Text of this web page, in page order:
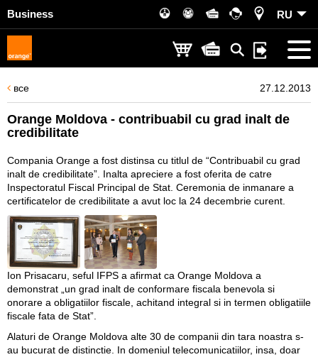
Business RU
все 27.12.2013
Orange Moldova - contribuabil cu grad inalt de
credibilitate
Compania Orange a fost distinsa cu titlul de “Contribuabil cu grad
inalt de credibilitate”. Inalta apreciere a fost oferita de catre
Inspectoratul Fiscal Principal de Stat. Ceremonia de inmanare a
certificatelor de credibilitate a avut loc la 24 decembrie curent.
Ion Prisacaru, seful IFPS a afirmat ca Orange Moldova a
demonstrat „un grad inalt de conformare fiscala benevola si
onorare a obligatiilor fiscale, achitand integral si in termen obligatiile
fiscale fata de Stat”.
Alaturi de Orange Moldova alte 30 de companii din tara noastra s-
au bucurat de distinctie. In domeniul telecomunicatiilor, insa, doar